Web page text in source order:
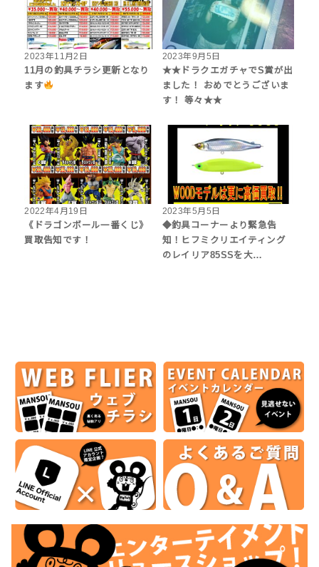
2023年11月2日
11月の釣具チラシ更新となり
ます
2023年9月5日
★★ドラクエガチャでS賞が出
ました！ おめでとうございま
す！ 等々★★
2022年4月19日
《ドラゴンボール一番くじ》
買取告知です！
2023年5月5日
◆釣具コーナーより緊急告
知！ヒフミクリエイティング
のレイリア85SSを大…